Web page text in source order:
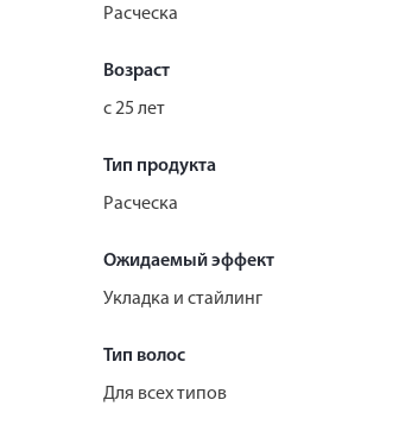
Расческа
Возраст
с 25 лет
Тип продукта
Расческа
Ожидаемый эффект
Укладка и стайлинг
Тип волос
Для всех типов